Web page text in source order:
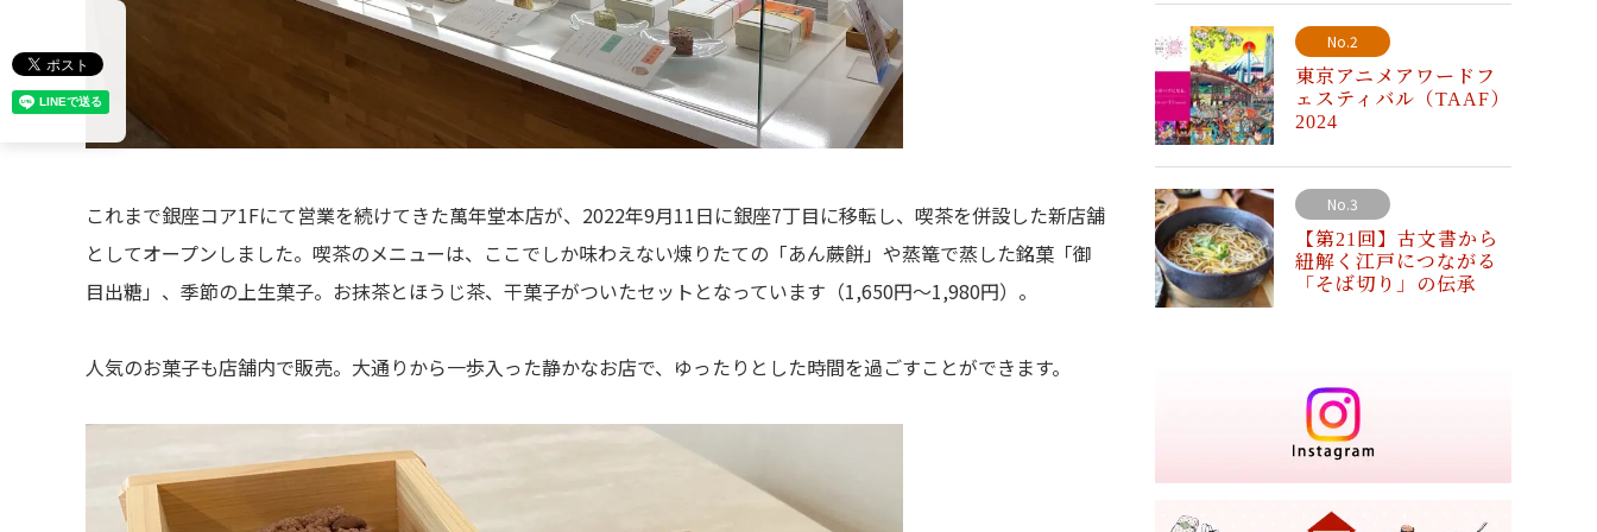
これまで銀座コア1Fにて営業を続けてきた萬年堂本店が、2022年9月11日に銀座7丁目に移転し、喫茶を併設した新店舗
としてオープンしました。喫茶のメニューは、ここでしか味わえない煉りたての「あん蕨餅」や蒸篭で蒸した銘菓「御
目出糖」、季節の上生菓子。お抹茶とほうじ茶、干菓子がついたセットとなっています（1,650円〜1,980円）。
人気のお菓子も店舗内で販売。大通りから一歩入った静かなお店で、ゆったりとした時間を過ごすことができます。
No.2
東京アニメアワードフ
ェスティバル（TAAF）
2024
No.3
【第21回】古文書から
紐解く江戸につながる
「そば切り」の伝承